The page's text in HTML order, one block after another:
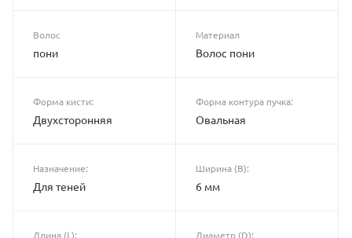
Волос
пони
Материал
Волос пони
Форма кисти:
Двухсторонняя
Форма контура пучка:
Овальная
Назначение:
Для теней
Ширина (B):
6 мм
Длина (L): Диаметр (D):